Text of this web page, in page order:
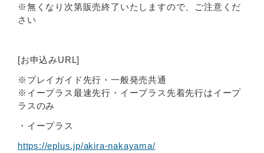
※無くなり次第販売終了いたしますので、ご注意くだ
さい
[お申込みURL]
※プレイガイド先行・一般発売共通
※イープラス最速先行・イープラス先着先行はイープ
ラスのみ
・イープラス
https://eplus.jp/akira-nakayama/